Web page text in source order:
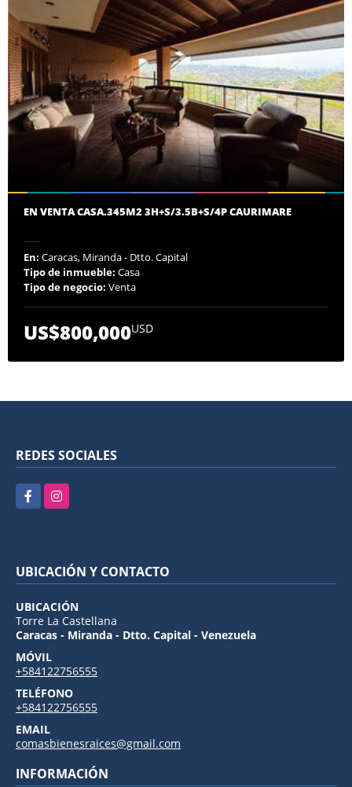
EN VENTA CASA.345M2 3H+S/3.5B+S/4P CAURIMARE
En: Caracas, Miranda - Dtto. Capital
Tipo de inmueble: Casa
Tipo de negocio: Venta
US$800,000USD
REDES SOCIALES
FacebookInstagram
UBICACIÓN Y CONTACTO
UBICACIÓN
Torre La Castellana
Caracas - Miranda - Dtto. Capital - Venezuela
MÓVIL
+584122756555
TELÉFONO
+584122756555
EMAIL
comasbienesraices@gmail.com
INFORMACIÓN